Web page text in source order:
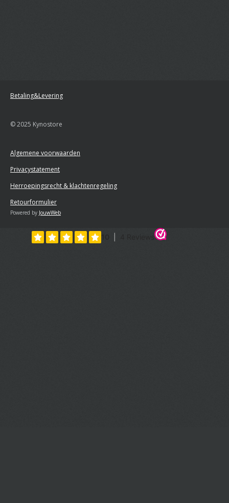
Betaling&Levering
© 2025 Kynostore
Algemene voorwaarden
Privacystatement
Herroepingsrecht & klachtenregeling
Retourformulier
Powered by JouwWeb